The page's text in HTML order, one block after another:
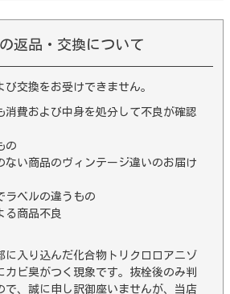
返品・交換について
交換をお受けできません。
消費および中身を処分して不良が確認
の
ない商品のヴィンテージ違いのお届け
ラベルの違うもの
る商品不良
に入り込んだ化合物トリクロロアニゾ
カビ臭がつく現象です。抜栓後のみ判
で、誠に申し訳御座いませんが、当店